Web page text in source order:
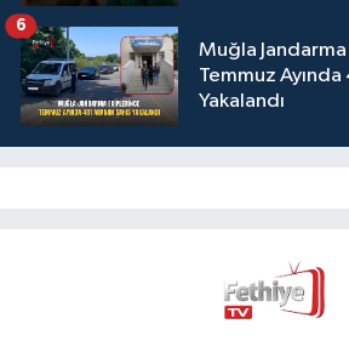
Muğla
Temmuz Ayında
Yakalandı
6